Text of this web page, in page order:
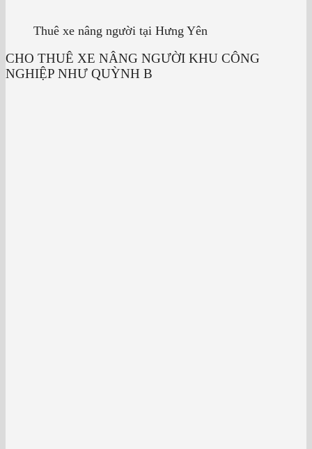
Thuê xe nâng người tại Hưng Yên
CHO THUÊ XE NÂNG NGƯỜI KHU CÔNG
NGHIỆP NHƯ QUỲNH B